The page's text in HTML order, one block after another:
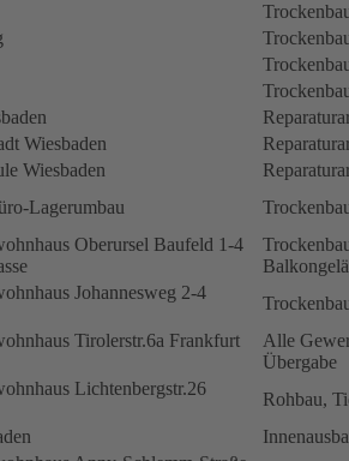
Wiesbaden
Wiesbaden
Lagerumbau
Oberursel Baufeld 1-4
Johannesweg 2-4
Tirolerstr.6a Frankfurt
Alle
Übergabe
Lichtenbergstr.26
Rohbau,